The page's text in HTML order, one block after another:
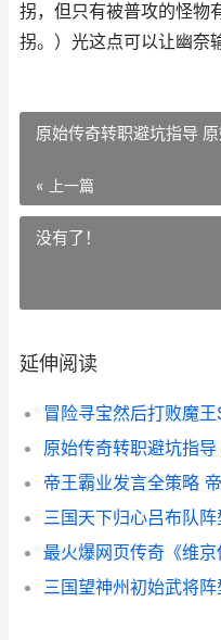
拐，但只有被普攻的怪物
拐。）光这点可以让幽奈
原始传奇转职避坑指导
« 上一篇
没有了！
延伸阅读
原始传奇转职避坑指
帝王霸业发言全策略
三国望神州初始武将